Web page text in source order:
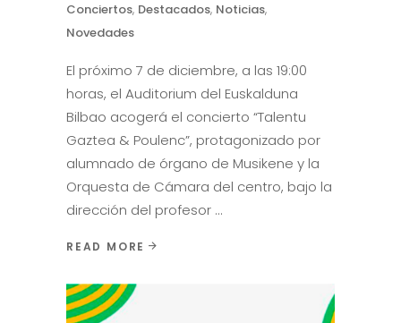
Conciertos, Destacados, Noticias,
Novedades
El próximo 7 de diciembre, a las 19:00
horas, el Auditorium del Euskalduna
Bilbao acogerá el concierto “Talentu
Gaztea & Poulenc”, protagonizado por
alumnado de órgano de Musikene y la
Orquesta de Cámara del centro, bajo la
dirección del profesor
READ MORE